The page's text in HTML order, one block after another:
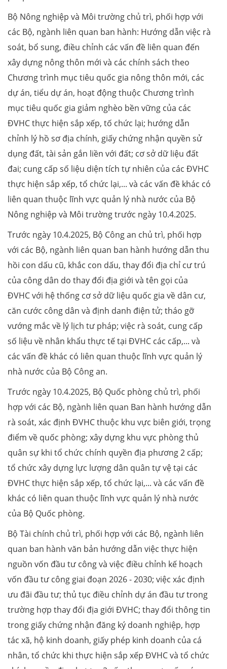
Bộ Nông nghiệp và Môi trường chủ trì, phối hợp với
các Bộ, ngành liên quan ban hành: Hướng dẫn việc rà
soát, bổ sung, điều chỉnh các vấn đề liên quan đến
xây dựng nông thôn mới và các chính sách theo
Chương trình mục tiêu quốc gia nông thôn mới, các
dự án, tiểu dự án, hoạt động thuộc Chương trình
mục tiêu quốc gia giảm nghèo bền vững của các
ĐVHC thực hiện sắp xếp, tố chức lại; hướng dẫn
chỉnh lý hồ sơ địa chính, giấy chứng nhận quyền sử
dụng đất, tài sản gắn liền với đất; cơ sở dữ liệu đất
đai; cung cấp số liệu diện tích tự nhiên của các ĐVHC
thực hiện sắp xếp, tổ chức lại,... và các vấn đề khác có
liên quan thuộc lĩnh vực quản lý nhà nước của Bộ
Nông nghiệp và Môi trường trước ngày 10.4.2025.
Trước ngày 10.4.2025, Bộ Công an chủ trì, phối hợp
với các Bộ, ngành liên quan ban hành hướng dẫn thu
hồi con dấu cũ, khắc con dấu, thay đổi địa chỉ cư trú
của công dân do thay đổi địa giới và tên gọi của
ĐVHC với hệ thống cơ sở dữ liệu quốc gia về dân cư,
căn cước công dân và định danh điện tử; tháo gỡ
vướng mắc về lý lịch tư pháp; việc rà soát, cung cấp
số liệu về nhân khẩu thực tế tại ĐVHC các cấp,... và
các vấn đề khác có liên quan thuộc lĩnh vực quản lý
nhà nước của Bộ Công an.
Trước ngày 10.4.2025, Bộ Quốc phòng chủ trì, phối
hợp với các Bộ, ngành liên quan Ban hành hướng dẫn
rà soát, xác định ĐVHC thuộc khu vực biên giới, trọng
điểm về quốc phòng; xây dựng khu vực phòng thủ
quân sự khi tổ chức chính quyền địa phương 2 cấp;
tổ chức xây dựng lực lượng dân quân tự vệ tại các
ĐVHC thực hiện sắp xếp, tổ chức lại,... và các vấn đề
khác có liên quan thuộc lĩnh vực quản lý nhà nước
của Bộ Quốc phòng.
Bộ Tài chính chủ trì, phối hợp với các Bộ, ngành liên
quan ban hành văn bản hướng dẫn việc thực hiện
nguồn vốn đầu tư công và việc điều chỉnh kế hoạch
vốn đầu tư công giai đoạn 2026 - 2030; việc xác định
ưu đãi đầu tư; thủ tục điều chỉnh dự án đầu tư trong
trường hợp thay đổi địa giới ĐVHC; thay đổi thông tin
trong giấy chứng nhận đăng ký doanh nghiệp, hợp
tác xã, hộ kinh doanh, giấy phép kinh doanh của cá
nhân, tổ chức khi thực hiện sắp xếp ĐVHC và tổ chức